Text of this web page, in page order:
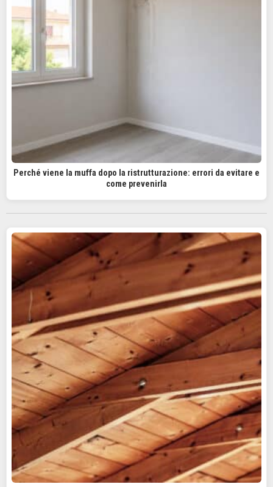
Perché viene la muffa dopo la ristrutturazione: errori da evitare e
come prevenirla